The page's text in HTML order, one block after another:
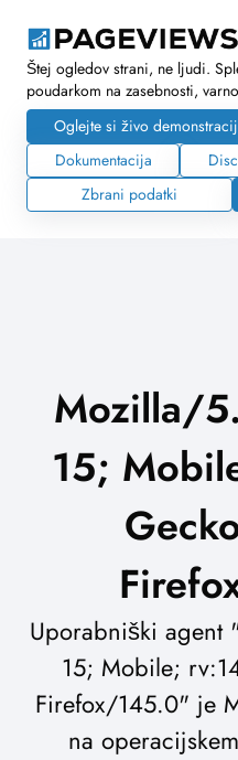
Štej ogledov strani, ne ljudi.
poudarkom na zasebnosti,
Oglejte si živo
Dokumentacija
Zbrani podatki
Mozilla/
15;
Uporabniški
15; Mobile;
Firefox/145.0" je
na